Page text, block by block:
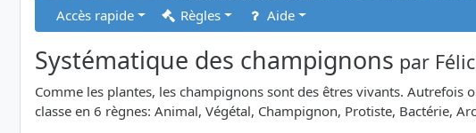
Accès rapide Règles Aide
Systématique des champignons par
Comme les plantes, les champignons sont des êtres vivants.
classe en 6 règnes: Animal, Végétal, Champignon, Protiste, Bactérie,